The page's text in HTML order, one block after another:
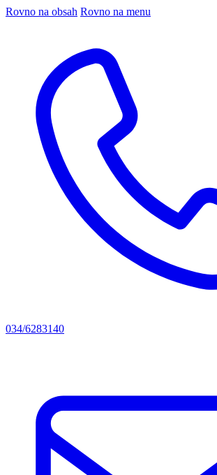
Rovno na obsah Rovno na menu
034/6283140